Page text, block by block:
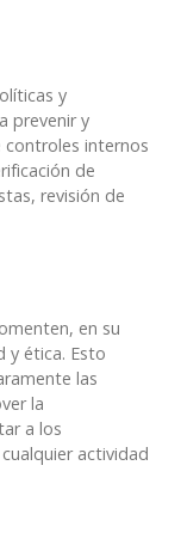
y
prevenir y
controles internos
de
revisión de
en su
y ética. Esto
las
la
a los
actividad